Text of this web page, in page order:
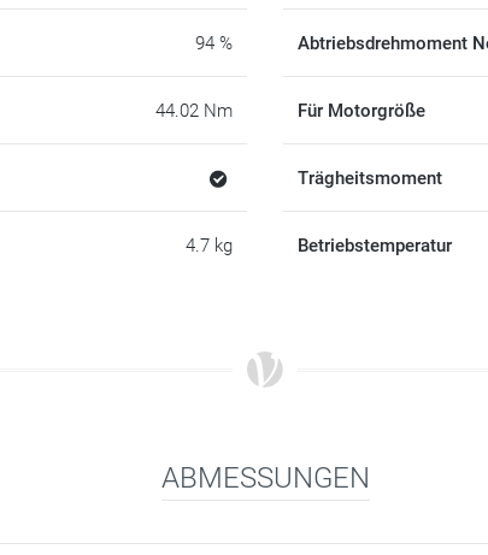
94 %
44.02 Nm
4.7 kg
Abtriebsdrehmoment
Für Motorgröße
Trägheitsmoment
Betriebstemperatur
ABMESSUNGEN